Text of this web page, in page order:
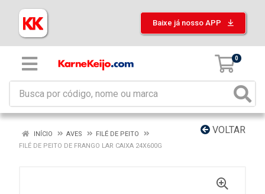
Baixe já nosso APP
0
VOLTAR
INÍCIO AVES
FILÉ DE PEITO
FILÉ DE PEITO DE FRANGO LAR CAIXA 24X600G